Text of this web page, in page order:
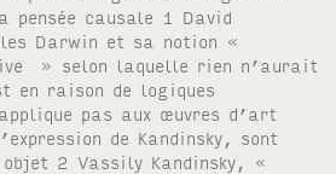
pensée causale 1 David
Darwin et sa notion «
» selon laquelle rien n’aurait
en raison de logiques
pas aux œuvres d’art
de Kandinsky, sont
2 Vassily Kandinsky, «